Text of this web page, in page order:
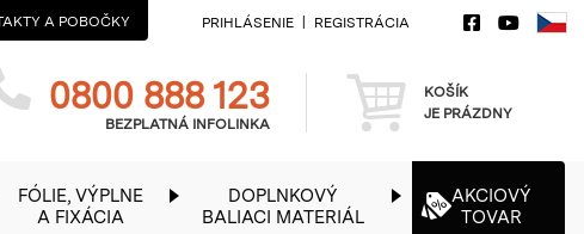
A POBOČKY PRIHLÁSENIE REGISTRÁCIA
Telefon
0800 888 123
BEZPLATNÁ INFOLINKA Košík
KOŠÍK
JE PRÁZDNY
FÓLIE, VÝPLNE
A FIXÁCIA
DOPLNKOVÝ
BALIACI MATERIÁL
AKCIOVÝ
TOVAR